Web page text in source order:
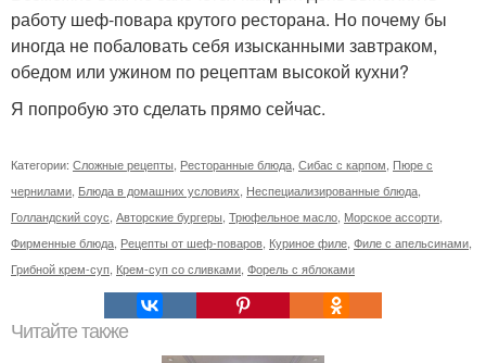
работу шеф-повара крутого ресторана. Но почему бы
иногда не побаловать себя изысканными завтраком,
обедом или ужином по рецептам высокой кухни?
Я попробую это сделать прямо сейчас.
Категории: Сложные рецепты Ресторанные блюда Сибас с карпом Пюре с
чернилами Блюда в домашних условиях Неспециализированные блюда
Голландский соус Авторские бургеры Трюфельное масло Морское ассорти
Фирменные блюда Рецепты от шеф-поваров Куриное филе Филе с апельсинами
Грибной крем-суп Крем-суп со сливками Форель с яблоками
Читайте также